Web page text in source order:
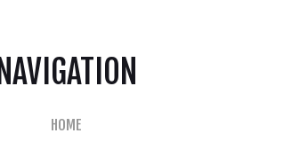
NAVIGATION
HOME